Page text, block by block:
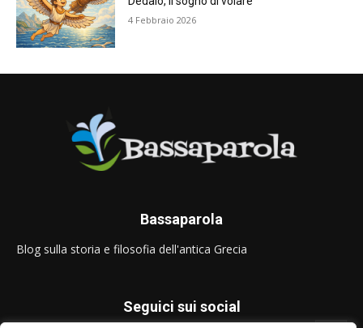
4 Febbraio 2026
Bassaparola
Blog sulla storia e filosofia dell'antica Grecia
Seguici sui social